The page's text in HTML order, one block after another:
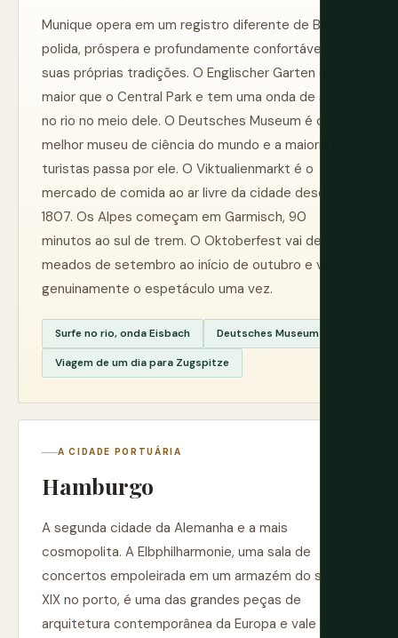
Munique opera em um registro diferente de Berlim:
polida, próspera e profundamente confortável com
suas próprias tradições. O Englischer Garten é
maior que o Central Park e tem uma onda de surfe
no rio no meio dele. O Deutsches Museum é o
melhor museu de ciência do mundo e a maioria dos
turistas passa por ele. O Viktualienmarkt é o
mercado de comida ao ar livre da cidade desde
1807. Os Alpes começam em Garmisch, 90
minutos ao sul de trem. O Oktoberfest vai de
meados de setembro ao início de outubro e vale
genuinamente o espetáculo uma vez.
Surfe no rio, onda Eisbach Deutsches Museum
Viagem de um dia para Zugspitze
A CIDADE PORTUÁRIA
Hamburgo
A segunda cidade da Alemanha e a mais
cosmopolita. A Elbphilharmonie, uma sala de
concertos empoleirada em um armazém do século
XIX no porto, é uma das grandes peças de
arquitetura contemporânea da Europa e vale uma